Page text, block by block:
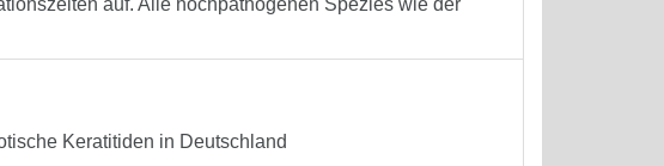
auf. Alle hochpathogenen Spezies wie der
Keratitiden in Deutschland